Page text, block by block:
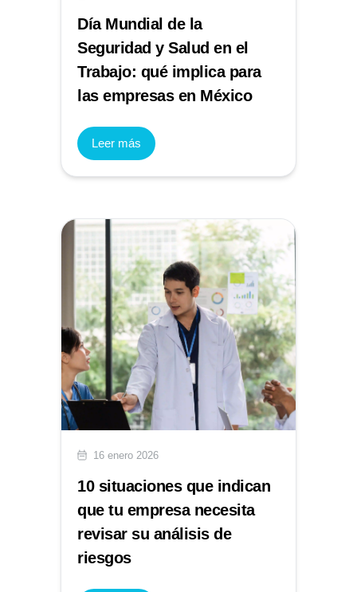
Día Mundial de la
Seguridad y Salud en el
Trabajo: qué implica para
las empresas en México
Leer más
16 enero 2026
10 situaciones que indican
que tu empresa necesita
revisar su análisis de
riesgos